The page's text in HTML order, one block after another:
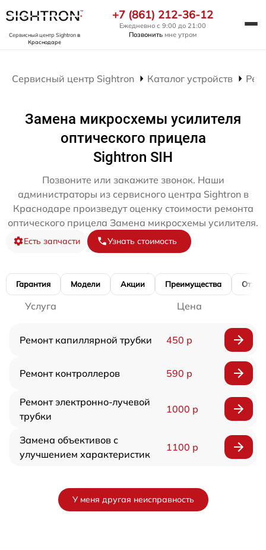
Сервисный центр Sightronв
Краснодаре
+7 (861) 212-36-12
Ежедневно с 9:00 до 21:00
Позвонить мне утром
Сервисный центр Sightron Каталог устройств
Замена микросхемы усилителя
оптического прицела
Sightron SIH
Позвоните или закажите звонок. Наши
администраторы из сервисного центра Sightron в
Краснодаре произведут оценку стоимости ремонта
оптического прицела Замена микросхемы усилителя.
Есть запчасти Узнать стоимость
Гарантия Модели Акции Преимущества
Услуга Цена
Ремонт капиллярной трубки 450 р
Ремонт контроллеров 590 р
Ремонт электронно-лучевой
трубки
1000 р
Замена объективов с
улучшением характеристик
1100 р
У меня другая неисправность